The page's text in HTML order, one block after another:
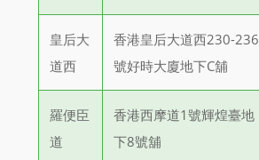
皇后大
道西
香港皇后大道西230-236
號好時大廈地下C舖
羅便臣
道
香港西摩道1號輝煌臺地
下8號舖